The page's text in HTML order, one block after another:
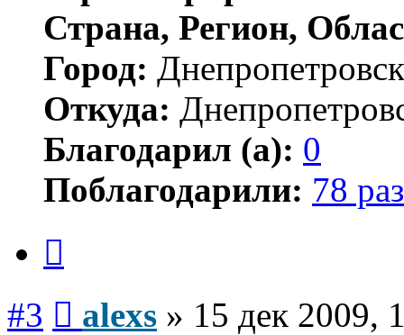
Страна, Регион,
Город: Днепропетровск
Откуда:
Благодарил (а): 0
Поблагодарили: 78 раз
#3 alexs » 15 дек 2009,